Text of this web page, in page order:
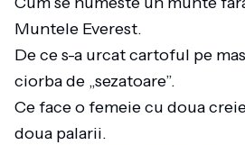
Muntele Everest.
De ce s-a urcat cartoful pe
ciorba de „sezatoare”.
Ce face o femeie cu doua
doua palarii.